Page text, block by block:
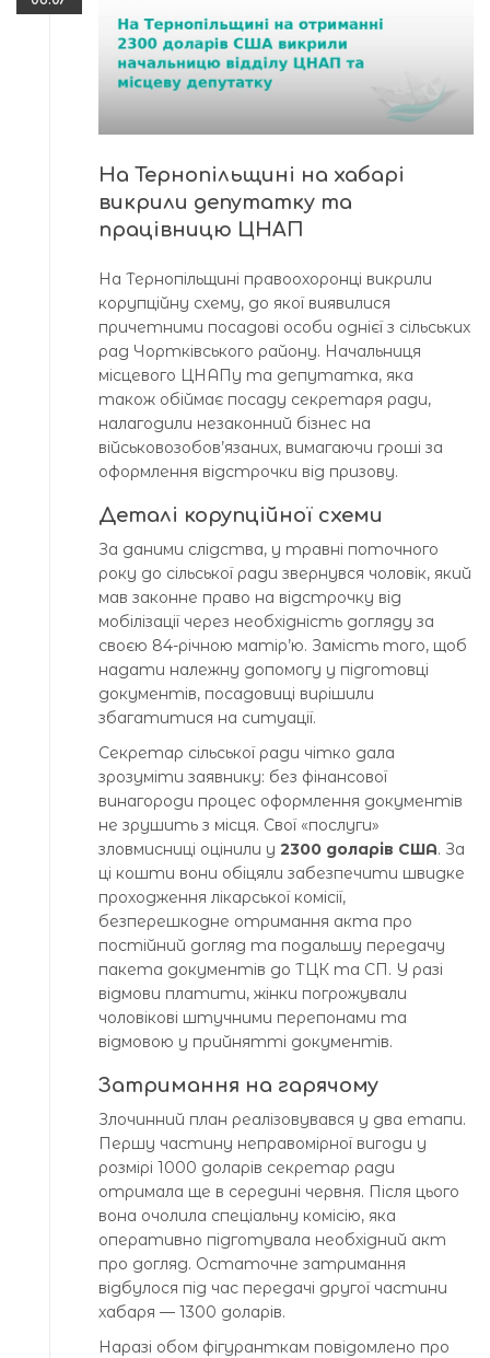
На Тернопільщині на хабарі
викрили депутатку та
працівницю ЦНАП
На Тернопільщині правоохоронці викрили
корупційну схему, до якої виявилися
причетними посадові особи однієї з сільських
рад Чортківського району. Начальниця
місцевого ЦНАПу та депутатка, яка
також обіймає посаду секретаря ради,
налагодили незаконний бізнес на
військовозобов’язаних, вимагаючи гроші за
оформлення відстрочки від призову.
Деталі корупційної схеми
За даними слідства, у травні поточного
року до сільської ради звернувся чоловік, який
мав законне право на відстрочку від
мобілізації через необхідність догляду за
своєю 84-річною матір’ю. Замість того, щоб
надати належну допомогу у підготовці
документів, посадовиці вирішили
збагатитися на ситуації.
Секретар сільської ради чітко дала
зрозуміти заявнику: без фінансової
винагороди процес оформлення документів
не зрушить з місця. Свої «послуги»
зловмисниці оцінили у 2300 доларів США. За
ці кошти вони обіцяли забезпечити швидке
проходження лікарської комісії,
безперешкодне отримання акта про
постійний догляд та подальшу передачу
пакета документів до ТЦК та СП. У разі
відмови платити, жінки погрожували
чоловікові штучними перепонами та
відмовою у прийнятті документів.
Затримання на гарячому
Злочинний план реалізовувався у два етапи.
Першу частину неправомірної вигоди у
розмірі 1000 доларів секретар ради
отримала ще в середині червня. Після цього
вона очолила спеціальну комісію, яка
оперативно підготувала необхідний акт
про догляд. Остаточне затримання
відбулося під час передачі другої частини
хабаря — 1300 доларів.
Наразі обом фігуранткам повідомлено про